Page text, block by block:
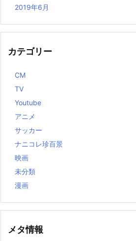
2019年6月
カテゴリー
CM
TV
Youtube
アニメ
サッカー
ナニコレ珍百景
映画
未分類
漫画
メタ情報